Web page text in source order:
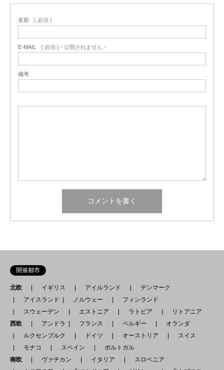
名前 ( 必須 )
E-MAIL ( 必須 ) - 公開されません -
備考
開催都市
北欧 イギリス アイルランド
デンマーク
アイスランド
ノルウェー
フィンランド
スウェーデン
エストニア ラトビア
リトアニア
西欧
アンドラ フランス ベルギー
オランダ
ルクセンブルク
ドイツ オーストリア
スイス
モナコ
スペイン
ポルトガル
南欧
ヴァチカン イタリア
スロベニア